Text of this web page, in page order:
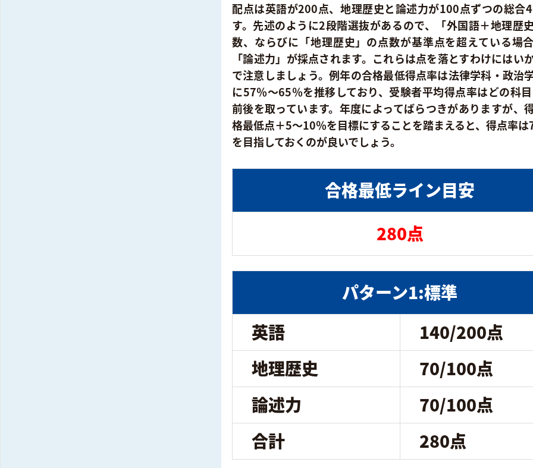
配点は英語が200点、地理歴史と論述力が100点ずつの総合
す。先述のように2段階選抜があるので、「外国語＋地理歴
数、ならびに「地理歴史」の点数が基準点を超えている場
「論述力」が採点されます。これらは点を落とすわけにはい
で注意しましょう。例年の合格最低得点率は法律学科・政治
に57％～65％を推移しており、受験者平均得点率はどの科
前後を取っています。年度によってばらつきがありますが、
格最低点＋5〜10％を目標にすることを踏まえると、得点率は
を目指しておくのが良いでしょう。
合格最低ライン目安
280点
パターン1:標準
英語
140/200点
地理歴史
70/100点
論述力
70/100点
合計
280点